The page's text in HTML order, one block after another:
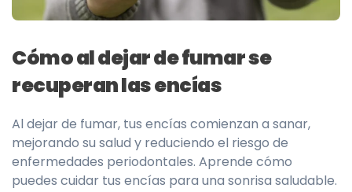
Cómo al dejar de fumar se
recuperan las encías
Al dejar de fumar, tus encías comienzan a sanar,
mejorando su salud y reduciendo el riesgo de
enfermedades periodontales. Aprende cómo
puedes cuidar tus encías para una sonrisa saludable.